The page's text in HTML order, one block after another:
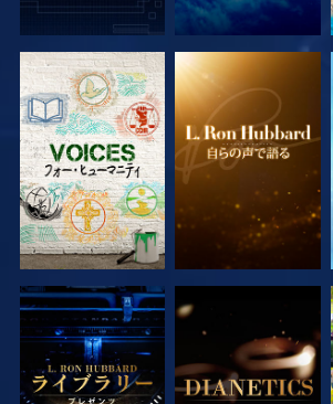
シリーズを探求 シリーズを探求
シリーズを探求 シリーズを探求